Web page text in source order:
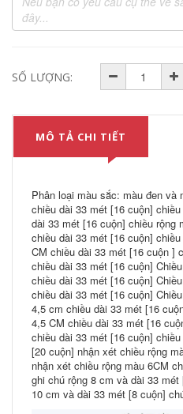
SỐ LƯỢNG:
MÔ TẢ CHI TIẾT
Phân loại màu sắc: màu đen và
chiều dài 33 mét [16 cuộn]
dài 33 mét [16 cuộn] chiều rộng
chiều dài 33 mét [16 cuộn]
CM chiều dài 33 mét [16 cuộn ]
chiều dài 33 mét [16 cuộn]
chiều dài 33 mét [16 cuộn]
chiều dài 33 mét [16 cuộn]
4,5 cm chiều dài 33 mét [16
4,5 CM chiều dài 33 mét [16
chiều dài 33 mét [16 cuộn]
[20 cuộn] nhận xét chiều rộng
nhận xét chiều rộng màu 6CM
ghi chú rộng 8 cm và dài 33
10 cm và dài 33 mét [8 cuộn]